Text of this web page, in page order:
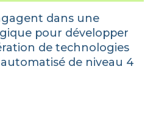
dans une
pour développer
de technologies
de niveau 4